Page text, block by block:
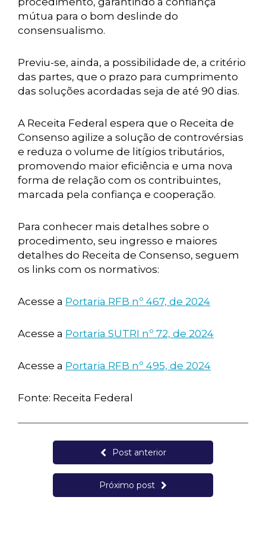
mútua para o bom deslinde do
consensualismo.
Previu-se, ainda, a possibilidade de, a critério
das partes, que o prazo para cumprimento
das soluções acordadas seja de até 90 dias.
A Receita Federal espera que o Receita de
Consenso agilize a solução de controvérsias
e reduza o volume de litígios tributários,
promovendo maior eficiência e uma nova
forma de relação com os contribuintes,
marcada pela confiança e cooperação.
Para conhecer mais detalhes sobre o
procedimento, seu ingresso e maiores
detalhes do Receita de Consenso, seguem
os links com os normativos:
Acesse a Portaria RFB nº 467, de 2024
Acesse a Portaria SUTRI nº 72, de 2024
Acesse a Portaria RFB nº 495, de 2024
Fonte: Receita Federal
Post anterior
Próximo post